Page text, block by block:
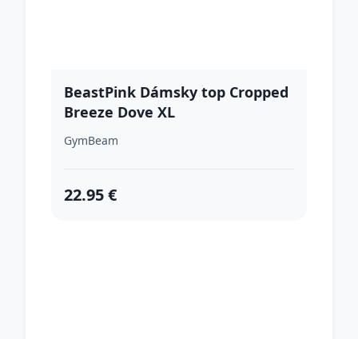
BeastPink Dámsky top Cropped
Breeze Dove XL
GymBeam
22.95 €